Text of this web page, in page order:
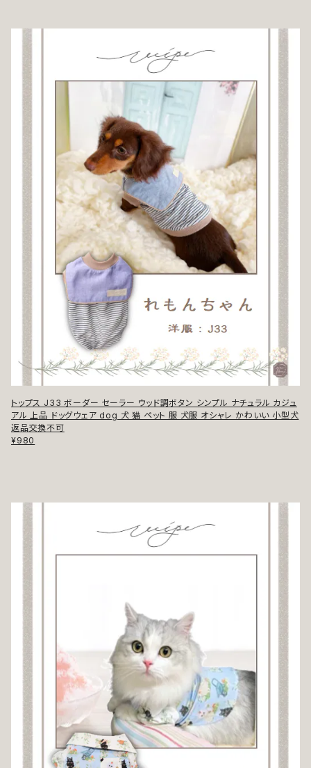
トップス J33 ボーダー セーラー ウッド調ボタン シンプル ナチュラル カジュ
アル 上品 ドッグウェア dog 犬 猫 ペット 服 犬服 オシャレ かわいい 小型犬
返品交換不可
¥980